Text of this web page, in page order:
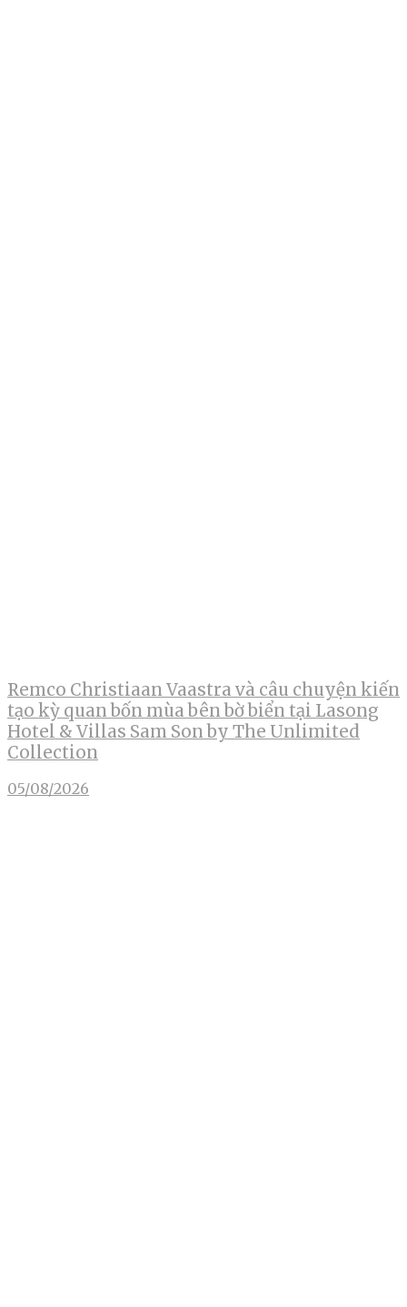
Remco Christiaan Vaastra và câu chuyện kiến
tạo kỳ quan bốn mùa bên bờ biển tại Lasong
Hotel & Villas Sam Son by The Unlimited
Collection
05/08/2026